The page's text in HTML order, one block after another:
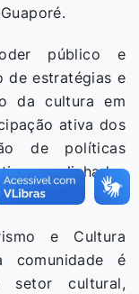
público e
de estratégias e
da cultura em
ativa dos
de políticas
e alinhadas
e Cultura
comunidade é
setor cultural,